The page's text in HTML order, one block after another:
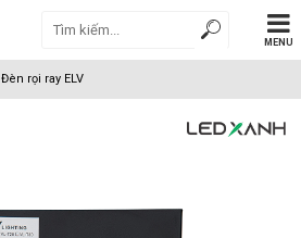
MENU
Đèn rọi ray ELV